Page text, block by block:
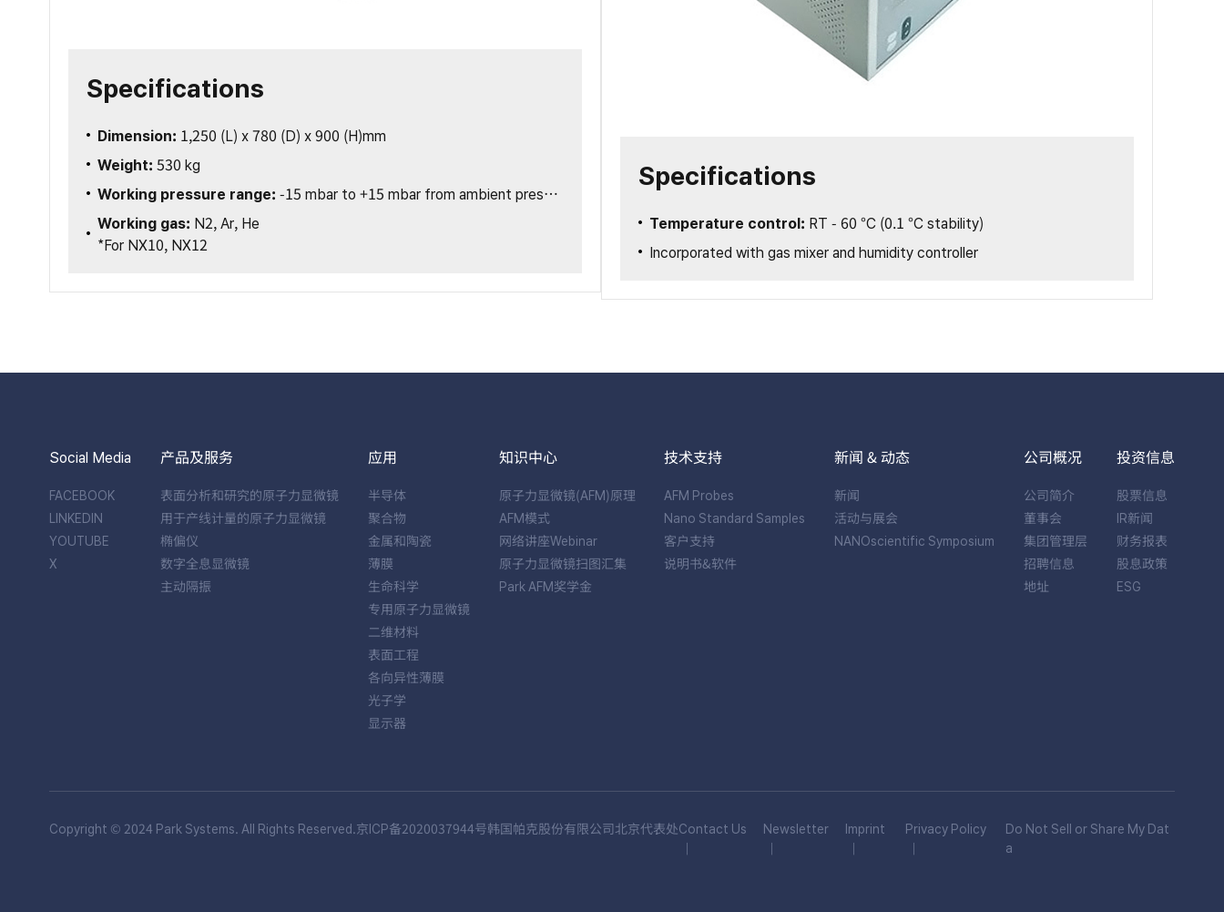
Specifications
Dimension: 1,250 (L) x 780 (D) x 900 (H)mm
Weight: 530 kg
Working pressure range: -15 mbar to +15 mbar from ambient pressure
Working gas: N2, Ar, He
*For NX10, NX12
Specifications
Temperature control: RT - 60 °C (0.1 °C stability)
Incorporated with gas mixer and humidity controller
Social Media
FACEBOOK
LINKEDIN
YOUTUBE
X
产品及服务
表面分析和研究的原子力显微镜
用于产线计量的原子力显微镜
椭偏仪
数字全息显微镜
主动隔振
应用
半导体
聚合物
金属和陶瓷
薄膜
生命科学
专用原子力显微镜
二维材料
表面工程
各向异性薄膜
光子学
显示器
知识中心
原子力显微镜(AFM)原理
AFM模式
网络讲座Webinar
原子力显微镜扫图汇集
Park AFM奖学金
技术支持
AFM Probes
Nano Standard Samples
客户支持
说明书&软件
新闻 & 动态
新闻
活动与展会
NANOscientific Symposium
公司概况
公司简介
董事会
集团管理层
招聘信息
地址
投资信息
股票信息
IR新闻
财务报表
股息政策
ESG
Copyright © 2024 Park Systems. All Rights Reserved.京ICP备2020037944号韩国帕克股份有限公司北京代表处Contact Us Newsletter Imprint Privacy Policy
Do Not Sell or Share My Dat
a